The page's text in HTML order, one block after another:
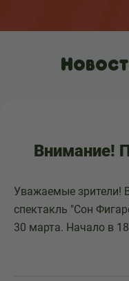
Внимание!
Уважаемые зрители!
спектакль "Сон
30 марта. Начало в